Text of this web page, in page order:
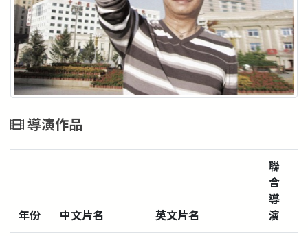
導演作品
年份 中文片名 英文片名
聯
合
導
演